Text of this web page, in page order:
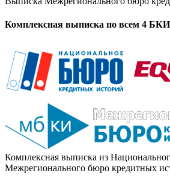
Комплексная выписка по всем 4
Комплексная выписка из
Межрегионального бюро кредитных